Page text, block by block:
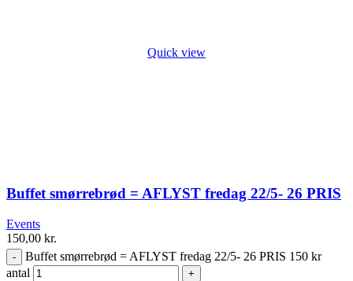
Quick view
Buffet smørrebrød = AFLYST fredag 22/5- 26 PRIS
Events
150,00 kr.
Buffet smørrebrød = AFLYST fredag 22/5- 26 PRIS 150 kr
antal